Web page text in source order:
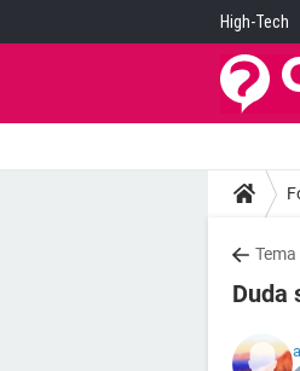
High-Tech
Duda